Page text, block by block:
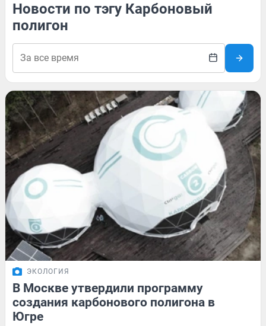
Новости по тэгу Карбоновый
полигон
ЭКОЛОГИЯ
В Москве утвердили программу
создания карбонового полигона в
Югре